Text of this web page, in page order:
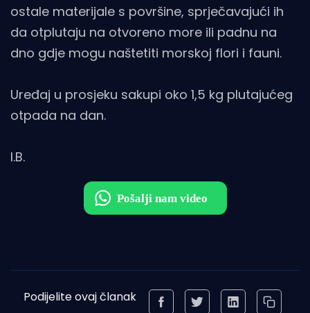
ostale materijale s površine, sprječavajući ih
da otplutaju na otvoreno more ili padnu na
dno gdje mogu naštetiti morskoj flori i fauni.
Uređaj u prosjeku sakupi oko 1,5 kg plutajućeg
otpada na dan.
I.B.
Podijelite ovaj članak